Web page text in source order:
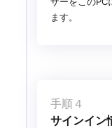
ます。
手順４
サインイン